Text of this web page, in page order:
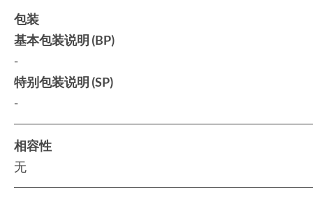
包装
基本包装说明 (BP)
-
特别包装说明 (SP)
-
相容性
无